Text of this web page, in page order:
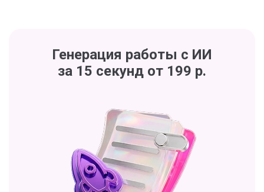
Генерация работы с ИИ
за 15 секунд от 199 р.